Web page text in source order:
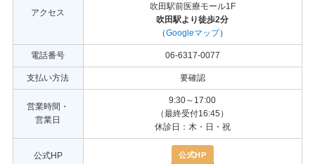
アクセス
吹田駅前医療モール1F
吹田駅より徒歩2分
（Googleマップ）
電話番号 06-6317-0077
支払い方法 要確認
営業時間・
営業日
9:30～17:00
（最終受付16:45）
休診日：木・日・祝
公式HP 公式HP